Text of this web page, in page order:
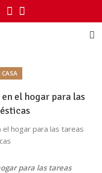
CASA
el hogar para las
para las tareas